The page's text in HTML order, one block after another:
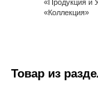
«Продукция и
«Коллекция»
Товар из